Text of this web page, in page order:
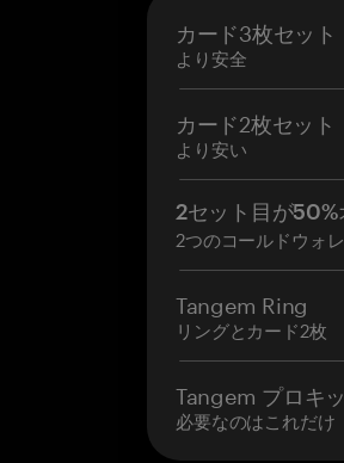
カード3枚セット
より安全
カード2枚セット
より安い
2セット目が50%
2つのコールドウォ
Tangem Ring
リングとカード2枚
Tangem プロキ
必要なのはこれだけ